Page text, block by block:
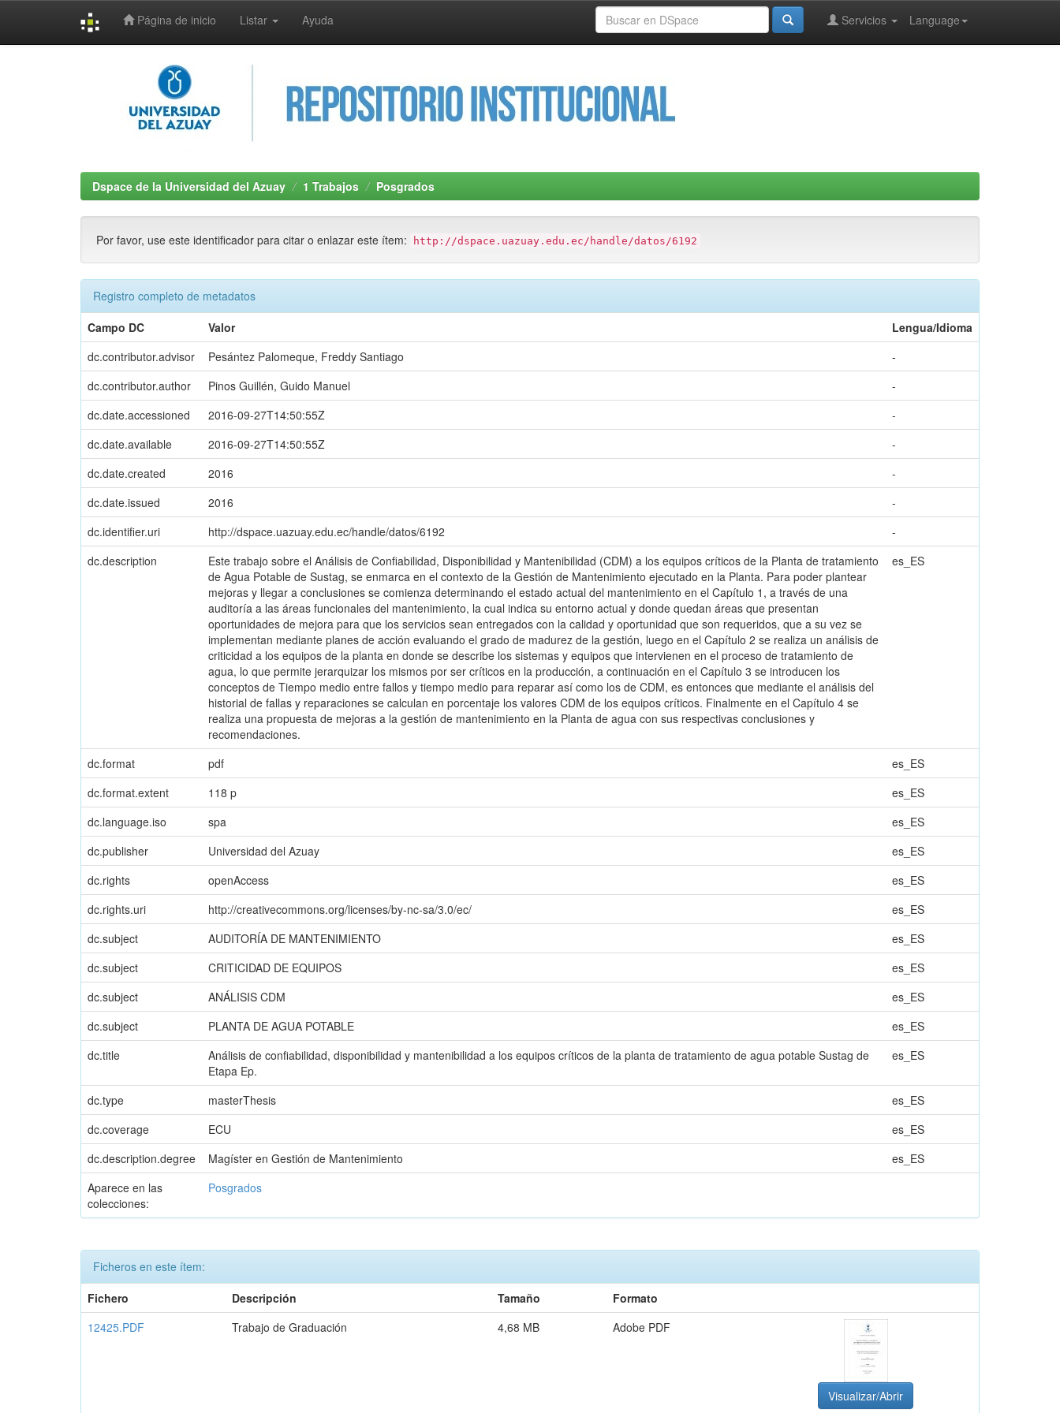
Página de inicio Listar Ayuda Language
Servicios
Dspace de la Universidad del Azuay 1 Trabajos Posgrados
Por favor, use este identificador para citar o enlazar este ítem: http://dspace.uazuay.edu.ec/handle/datos/6192
Registro completo de metadatos
Campo DC
Valor
Lengua/Idioma
dc.contributor.advisor
Pesántez Palomeque, Freddy Santiago
-
dc.contributor.author
Pinos Guillén, Guido Manuel
-
dc.date.accessioned
2016-09-27T14:50:55Z
-
dc.date.available
2016-09-27T14:50:55Z
-
dc.date.created
2016
-
dc.date.issued
2016
-
dc.identifier.uri
http://dspace.uazuay.edu.ec/handle/datos/6192
-
dc.description
Este trabajo sobre el Análisis de Confiabilidad, Disponibilidad y Mantenibilidad (CDM) a los equipos críticos de la Planta de tratamiento
de Agua Potable de Sustag, se enmarca en el contexto de la Gestión de Mantenimiento ejecutado en la Planta. Para poder plantear
mejoras y llegar a conclusiones se comienza determinando el estado actual del mantenimiento en el Capítulo 1, a través de una
auditoría a las áreas funcionales del mantenimiento, la cual indica su entorno actual y donde quedan áreas que presentan
oportunidades de mejora para que los servicios sean entregados con la calidad y oportunidad que son requeridos, que a su vez se
implementan mediante planes de acción evaluando el grado de madurez de la gestión, luego en el Capítulo 2 se realiza un análisis de
criticidad a los equipos de la planta en donde se describe los sistemas y equipos que intervienen en el proceso de tratamiento de
agua, lo que permite jerarquizar los mismos por ser críticos en la producción, a continuación en el Capítulo 3 se introducen los
conceptos de Tiempo medio entre fallos y tiempo medio para reparar así como los de CDM, es entonces que mediante el análisis del
historial de fallas y reparaciones se calculan en porcentaje los valores CDM de los equipos críticos. Finalmente en el Capítulo 4 se
realiza una propuesta de mejoras a la gestión de mantenimiento en la Planta de agua con sus respectivas conclusiones y
recomendaciones.
es_ES
dc.format pdf
es_ES
dc.format.extent
118 p
es_ES
dc.language.iso
spa
es_ES
dc.publisher
Universidad del Azuay
es_ES
dc.rights
openAccess
es_ES
dc.rights.uri
http://creativecommons.org/licenses/by-nc-sa/3.0/ec/
es_ES
dc.subject
AUDITORÍA DE MANTENIMIENTO
es_ES
dc.subject
CRITICIDAD DE EQUIPOS
es_ES
dc.subject
ANÁLISIS CDM
es_ES
dc.subject
PLANTA DE AGUA POTABLE
es_ES
dc.title
Análisis de confiabilidad, disponibilidad y mantenibilidad a los equipos críticos de la planta de tratamiento de agua potable Sustag de
Etapa Ep.
es_ES
dc.type masterThesis
es_ES
dc.coverage
ECU
es_ES
dc.description.degree
Magíster en Gestión de Mantenimiento
es_ES
Aparece en las
colecciones:
Posgrados
Ficheros en este ítem:
Fichero
Descripción Tamaño
Formato
12425.PDF
Trabajo de Graduación 4,68 MB Adobe PDF
Visualizar/Abrir